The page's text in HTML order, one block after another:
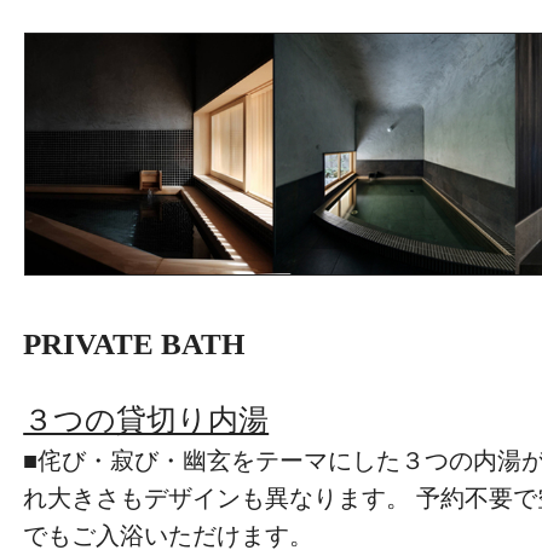
PRIVATE BATH
３つの貸切り内湯
■侘び・寂び・幽玄をテーマにした３つの内湯
れ大きさもデザインも異なります。 予約不要
でもご入浴いただけます。